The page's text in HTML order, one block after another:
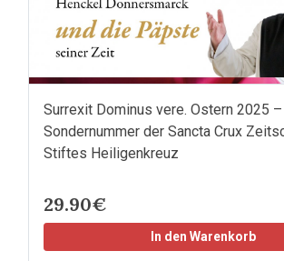
Surrexit Dominus vere. Ostern 2025 –
Sondernummer der Sancta Crux
Stiftes Heiligenkreuz
29.90€
In den Warenkorb